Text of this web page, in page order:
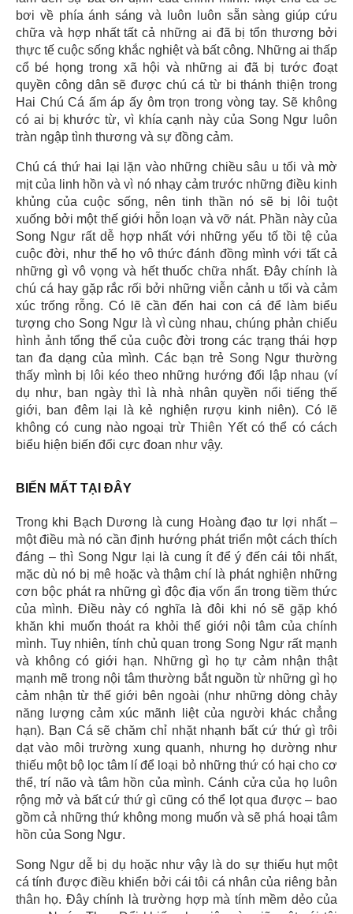
bơi về phía ánh sáng và luôn luôn sẵn sàng giúp cứu
chữa và hợp nhất tất cả những ai đã bị tổn thương bởi
thực tế cuộc sống khắc nghiệt và bất công. Những ai thấp
cổ bé họng trong xã hội và những ai đã bị tước đoạt
quyền công dân sẽ được chú cá từ bi thánh thiện trong
Hai Chú Cá ấm áp ấy ôm trọn trong vòng tay. Sẽ không
có ai bị khước từ, vì khía cạnh này của Song Ngư luôn
tràn ngập tình thương và sự đồng cảm.
Chú cá thứ hai lại lặn vào những chiều sâu u tối và mờ
mịt của linh hồn và vì nó nhạy cảm trước những điều kinh
khủng của cuộc sống, nên tinh thần nó sẽ bị lôi tuột
xuống bởi một thế giới hỗn loạn và vỡ nát. Phần này của
Song Ngư rất dễ hợp nhất với những yếu tố tồi tệ của
cuộc đời, như thể họ vô thức đánh đồng mình với tất cả
những gì vô vọng và hết thuốc chữa nhất. Đây chính là
chú cá hay gặp rắc rối bởi những viễn cảnh u tối và cảm
xúc trống rỗng. Có lẽ cần đến hai con cá để làm biểu
tượng cho Song Ngư là vì cùng nhau, chúng phản chiếu
hình ảnh tổng thể của cuộc đời trong các trạng thái hợp
tan đa dạng của mình. Các bạn trẻ Song Ngư thường
thấy mình bị lôi kéo theo những hướng đối lập nhau (ví
dụ như, ban ngày thì là nhà nhân quyền nổi tiếng thế
giới, ban đêm lại là kẻ nghiện rượu kinh niên). Có lẽ
không có cung nào ngoại trừ Thiên Yết có thể có cách
biểu hiện biến đổi cực đoan như vậy.
BIẾN MẤT TẠI ĐÂY
Trong khi Bạch Dương là cung Hoàng đạo tư lợi nhất –
một điều mà nó cần định hướng phát triển một cách thích
đáng – thì Song Ngư lại là cung ít để ý đến cái tôi nhất,
mặc dù nó bị mê hoặc và thậm chí là phát nghiện những
cơn bộc phát ra những gì độc địa vốn ẩn trong tiềm thức
của mình. Điều này có nghĩa là đôi khi nó sẽ gặp khó
khăn khi muốn thoát ra khỏi thế giới nội tâm của chính
mình. Tuy nhiên, tính chủ quan trong Song Ngư rất mạnh
và không có giới hạn. Những gì họ tự cảm nhận thật
mạnh mẽ trong nội tâm thường bắt nguồn từ những gì họ
cảm nhận từ thế giới bên ngoài (như những dòng chảy
năng lượng cảm xúc mãnh liệt của người khác chẳng
hạn). Bạn Cá sẽ chăm chỉ nhặt nhạnh bất cứ thứ gì trôi
dạt vào môi trường xung quanh, nhưng họ dường như
thiếu một bộ lọc tâm lí để loại bỏ những thứ có hại cho cơ
thể, trí não và tâm hồn của mình. Cánh cửa của họ luôn
rộng mở và bất cứ thứ gì cũng có thể lọt qua được – bao
gồm cả những thứ không mong muốn và sẽ phá hoại tâm
hồn của Song Ngư.
Song Ngư dễ bị dụ hoặc như vậy là do sự thiếu hụt một
cá tính được điều khiển bởi cái tôi cá nhân của riêng bản
thân họ. Đây chính là trường hợp mà tính mềm dẻo của